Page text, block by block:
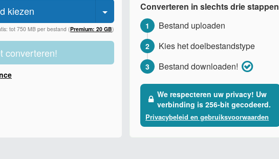
0
0
kiezen
tot 750 MB per bestand (Premium: 20 GB)
converteren!
Converteren in slechts drie stappen
1 Bestand uploaden
2 Kies het doelbestandstype
3 Bestand downloaden!
We respecteren uw privacy! Uw
verbinding is 256-bit gecodeerd.
Privacybeleid en gebruiksvoorwaarden